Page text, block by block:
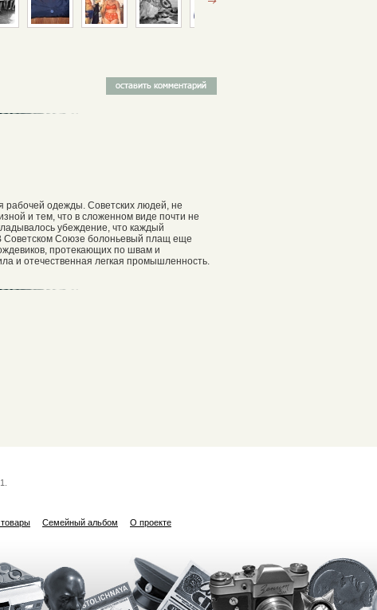
рабочей одежды. Советских людей, не
и тем, что в сложенном виде почти не
убеждение, что каждый
Союзе болоньевый плащ еще
протекающих по швам и
и отечественная легкая промышленность.
Семейный альбом О проекте